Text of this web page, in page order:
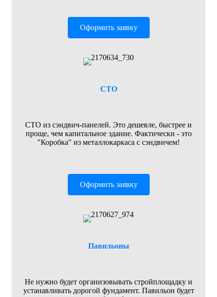
Оформить заявку
СТО
СТО из сэндвич-панелей. Это дешевле, быстрее и
проще, чем капитальное здание. Фактически - это
"Коробка" из металлокаркаса с сэндвичем!
Оформить заявку
Павильоны
Не нужно будет организовывать стройплощадку и
устанавливать дорогой фундамент. Павильон будет